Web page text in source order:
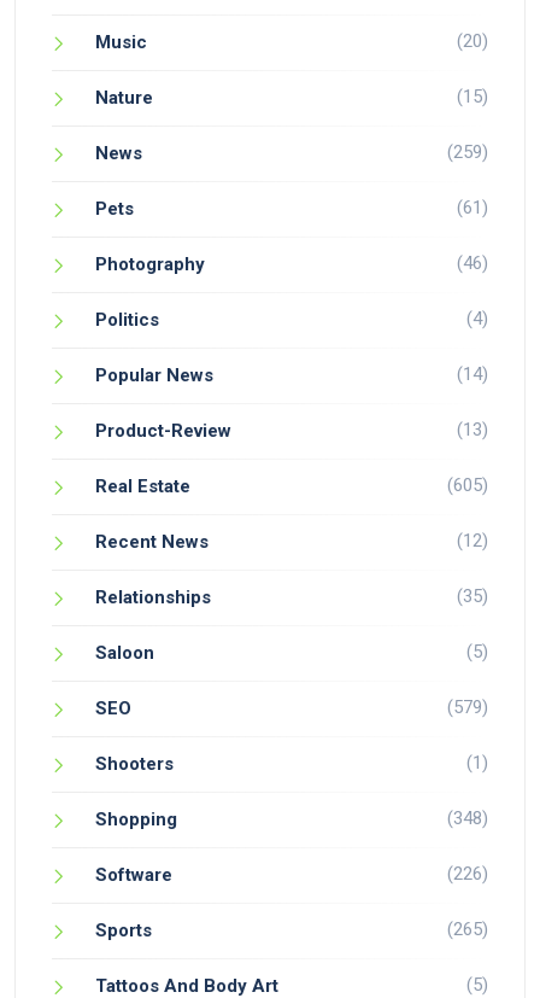
Music (20)
Nature (15)
News (259)
Pets (61)
Photography (46)
Politics (4)
Popular News (14)
Product-Review (13)
Real Estate (605)
Recent News (12)
Relationships (35)
Saloon (5)
SEO (579)
Shooters (1)
Shopping (348)
Software (226)
Sports (265)
Tattoos And Body Art (5)